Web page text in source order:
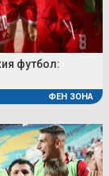
футбол:
ФЕН ЗОНА